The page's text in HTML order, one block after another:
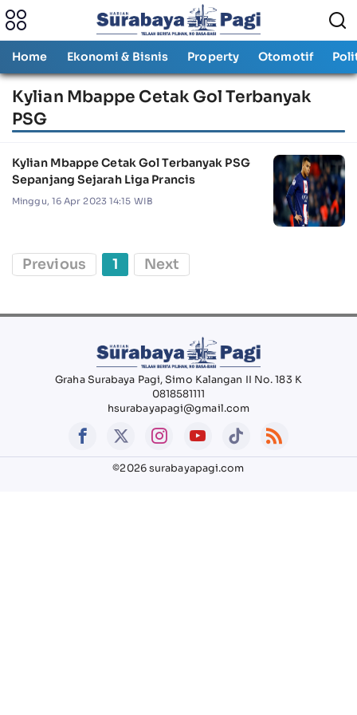
Home Ekonomi & Bisnis Property Otomotif
Kylian Mbappe Cetak Gol Terbanyak
PSG
Kylian Mbappe Cetak Gol Terbanyak PSG
Sepanjang Sejarah Liga Prancis
Minggu, 16 Apr 2023 14:15 WIB
Previous 1 Next
Graha Surabaya Pagi, Simo Kalangan II No. 183 K
0818581111
hsurabayapagi@gmail.com
©2026 surabayapagi.com